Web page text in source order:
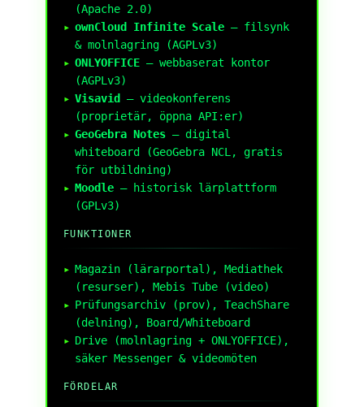
(Apache 2.0)
ownCloud Infinite Scale – filsynk
& molnlagring (AGPLv3)
ONLYOFFICE – webbaserat kontor
(AGPLv3)
Visavid
– videokonferens
(proprietär, öppna API:er)
GeoGebra Notes – digital
whiteboard (GeoGebra NCL, gratis
för utbildning)
Moodle – historisk lärplattform
(GPLv3)
FUNKTIONER
Magazin (lärarportal), Mediathek
(resurser), Mebis Tube (video)
Prüfungsarchiv (prov), TeachShare
(delning), Board/Whiteboard
Drive (molnlagring + ONLYOFFICE),
säker Messenger & videomöten
FÖRDELAR